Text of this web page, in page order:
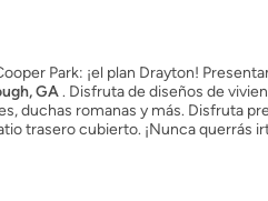
Park: ¡el plan Drayton!
GA. Disfruta de diseños de
duchas romanas y más. Disfruta
trasero cubierto. ¡Nunca querrás